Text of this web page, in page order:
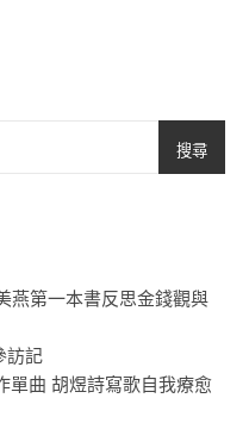
搜尋
燕第一本書反思金錢觀與
訪記
單曲 胡煜詩寫歌自我療愈